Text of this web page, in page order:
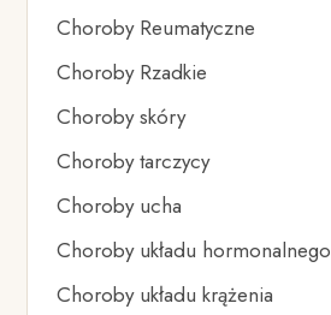
Choroby Reumatyczne
Choroby Rzadkie
Choroby skóry
Choroby tarczycy
Choroby ucha
Choroby układu hormonalnego
Choroby układu krążenia